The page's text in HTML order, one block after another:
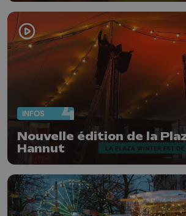
INFOS
Nouvelle édition de la
Hannut